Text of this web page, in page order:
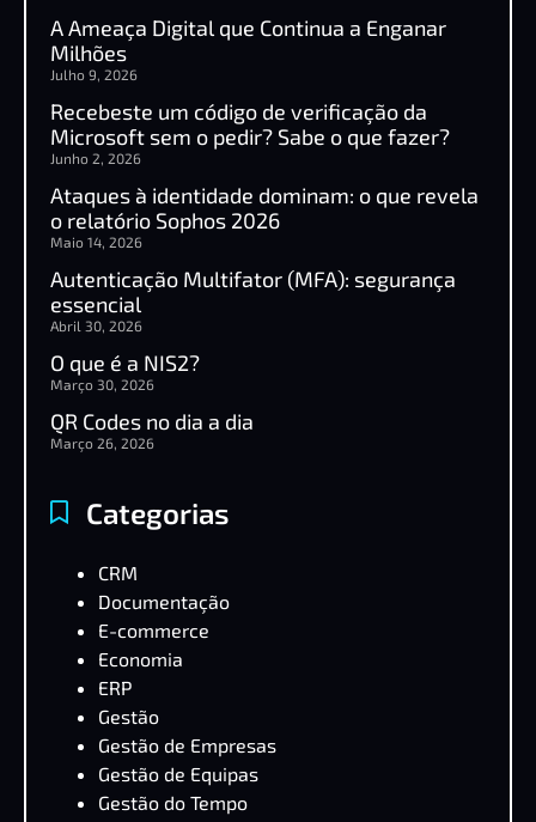
A Ameaça Digital que Continua a Enganar
Milhões
Julho 9, 2026
Recebeste um código de verificação da
Microsoft sem o pedir? Sabe o que fazer?
Junho 2, 2026
Ataques à identidade dominam: o que revela
o relatório Sophos 2026
Maio 14, 2026
Autenticação Multifator (MFA): segurança
essencial
Abril 30, 2026
O que é a NIS2?
Março 30, 2026
QR Codes no dia a dia
Março 26, 2026
Categorias
CRM
Documentação
E-commerce
Economia
ERP
Gestão
Gestão de Empresas
Gestão de Equipas
Gestão do Tempo